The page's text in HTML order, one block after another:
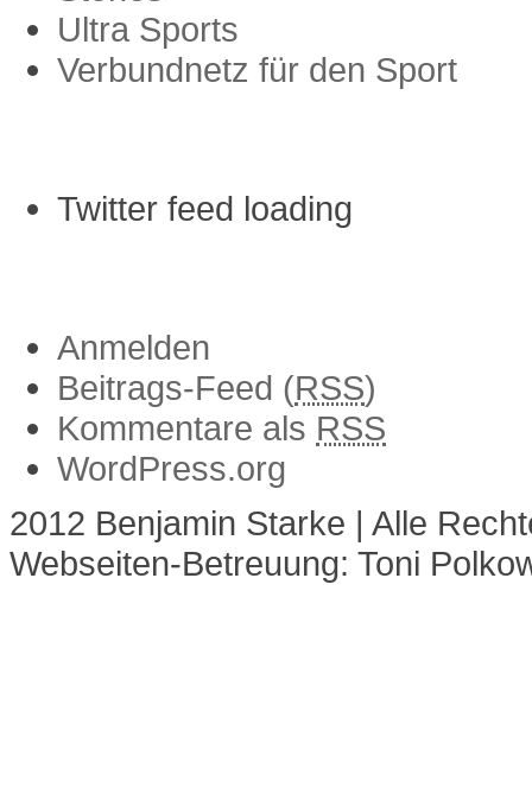
Ultra Sports
Verbundnetz für den Sport
Twitter feed loading
Anmelden
Beitrags-Feed (RSS)
Kommentare als RSS
WordPress.org
2012 Benjamin Starke | Alle
Webseiten-Betreuung: Toni